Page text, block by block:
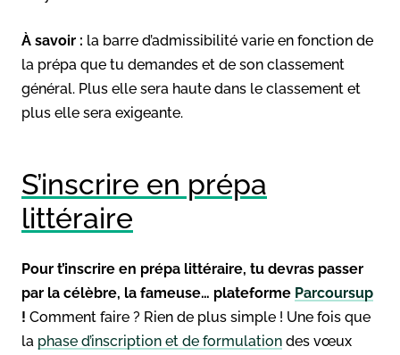
À savoir : la barre d’admissibilité varie en fonction de
la prépa que tu demandes et de son classement
général. Plus elle sera haute dans le classement et
plus elle sera exigeante.
S’inscrire en prépa
littéraire
Pour t’inscrire en prépa littéraire, tu devras passer
par la célèbre, la fameuse… plateforme Parcoursup
! Comment faire ? Rien de plus simple ! Une fois que
la phase d’inscription et de formulation des vœux